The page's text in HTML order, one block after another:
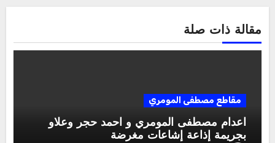
مقالة ذات صلة
مقاطع مصطفى المومري
اعدام مصطفى المومري و احمد حجر وعلاو
بجريمة إذاعة إشاعات مغرضة